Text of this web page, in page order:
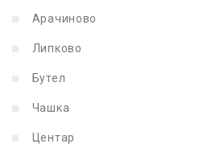
Арачиново
Липково
Бутел
Чашка
Центар